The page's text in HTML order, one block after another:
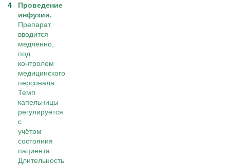
Проведение
инфузии.
Препарат
вводится
медленно,
под
контролем
медицинского
персонала.
Темп
капельницы
регулируется
с
учётом
состояния
пациента.
Длительность